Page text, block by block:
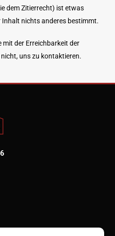
dem Zitierrecht) ist etwas
Inhalt nichts anderes bestimmt.
mit der Erreichbarkeit der
uns zu kontaktieren.